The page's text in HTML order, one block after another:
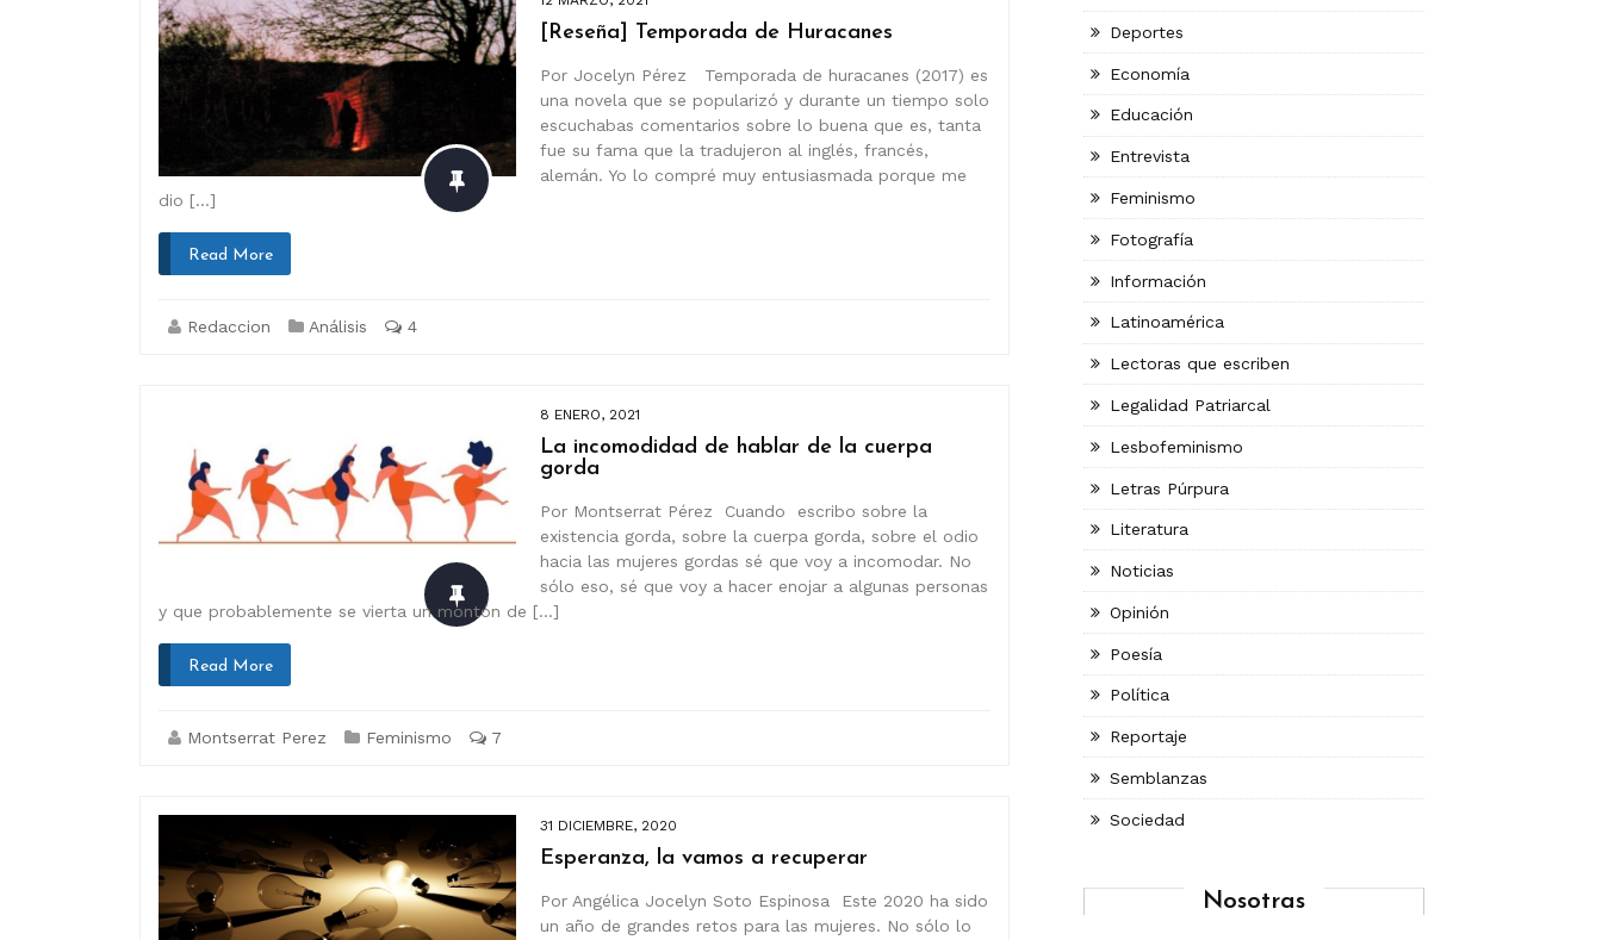
[Reseña] Temporada de Huracanes
Por Jocelyn Pérez Temporada de huracanes (2017) es
una novela que se popularizó y durante un tiempo solo
escuchabas comentarios sobre lo buena que es, tanta
fue su fama que la tradujeron al inglés, francés,
alemán. Yo lo compré muy entusiasmada porque me
dio […]
Read More
Redaccion Análisis 4
8 ENERO, 2021
La incomodidad de hablar de la cuerpa
gorda
Por Montserrat Pérez Cuando escribo sobre la
existencia gorda, sobre la cuerpa gorda, sobre el odio
hacia las mujeres gordas sé que voy a incomodar. No
sólo eso, sé que voy a hacer enojar a algunas personas
y que probablemente se vierta un montón de […]
Read More
Montserrat Perez Feminismo 7
31 DICIEMBRE, 2020
Esperanza, la vamos a recuperar
Por Angélica Jocelyn Soto Espinosa Este 2020 ha sido
un año de grandes retos para las mujeres. No sólo lo
Deportes
Economía
Educación
Entrevista
Feminismo
Fotografía
Información
Latinoamérica
Lectoras que escriben
Legalidad Patriarcal
Lesbofeminismo
Letras Púrpura
Literatura
Noticias
Opinión
Poesía
Política
Reportaje
Semblanzas
Sociedad
Nosotras